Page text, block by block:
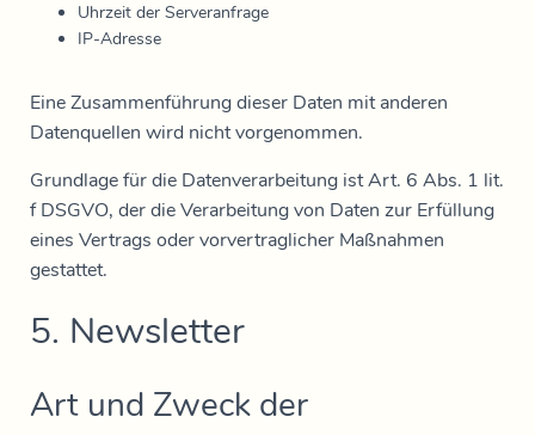
Uhrzeit der Serveranfrage
IP-Adresse
Eine Zusammenführung dieser Daten mit anderen
Datenquellen wird nicht vorgenommen.
Grundlage für die Datenverarbeitung ist Art. 6 Abs. 1 lit.
f DSGVO, der die Verarbeitung von Daten zur Erfüllung
eines Vertrags oder vorvertraglicher Maßnahmen
gestattet.
5. Newsletter
Art und Zweck der